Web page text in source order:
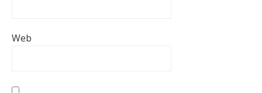
Web